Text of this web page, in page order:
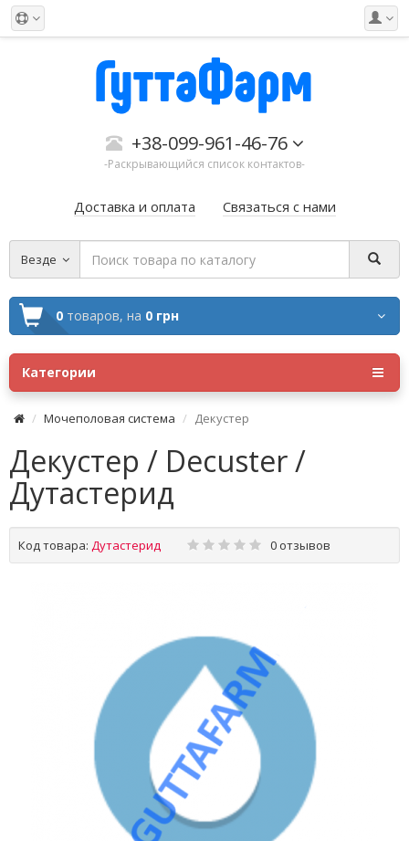
+38-099-961-46-76
-Раскрывающийся список контактов-
Доставка и оплата Связаться с нами
Везде
0 товаров, на 0 грн
Категории
Мочеполовая система Декустер
Декустер / Decuster /
Дутастерид
Код товара: Дутастерид 0 отзывов